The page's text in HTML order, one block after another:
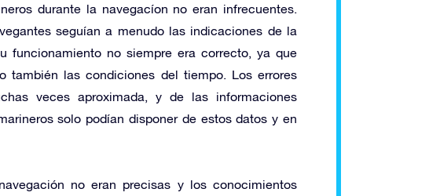
durante la navegacíon no eran infrecuentes.
seguían a menudo las indicaciones de la
funcionamiento no siempre era correcto, ya que
las condiciones del tiempo. Los errores
veces aproximada, y de las informaciones
solo podían disponer de estos datos y en
no eran precisas y los conocimientos